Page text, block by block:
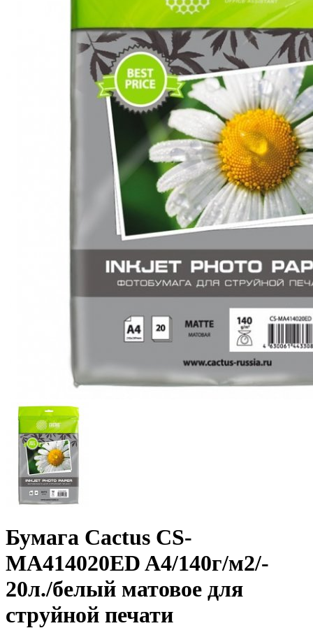
Бумага Cactus CS-
MA414020ED A4/­140г/­м2/­
20л./­белый матовое для
струйной печати